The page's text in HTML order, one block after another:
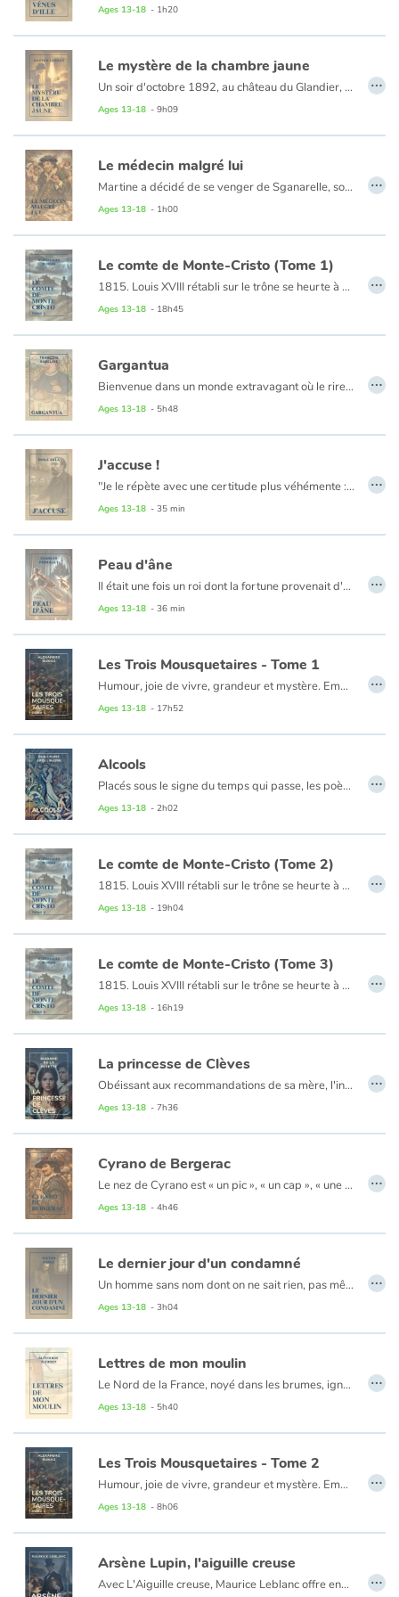
Catalogue anglais
Contraste +
Help
Home
Family
Schools
Libraries
Videos & Tutorials
Blog
Learn french with Storyplay'r
French book lists for children
Reading for children
Activities and workshops
Dyslexia and reading disorders
Ages 13-18 - 1h20
Le mystère de la chambre jaune
Un soir d'octobre 1892, au château du Glandier, peu après minuit, tandis que le professeur Stangerson travaille dans son laboratoire en compagnie de son serviteur, il entend, dans la chambre attenante, les appels au secours de sa fille. Tous les deux se précipitent, mais la porte est fermée de l'intérieur, comme les volets de l'unique fenêtre. Lorsqu'ils découvrent finalement la jeune fille qui râle sur le plancher, il ne reste de l'assassin que la marque, sur les murs, d'une main ensanglantée - et le revolver du serviteur : meurtre incompréhensible, dont le reporter Joseph Rouletabille va pourtant percer le mystère.
Ages 13-18 - 9h09
…
Le médecin malgré lui
Martine a décidé de se venger de Sganarelle, son vaurien de mari ! Les circonstances vont lui offrir une occasion bien tentante : le faire passer pour un médecin – malgré lui !
Ages 13-18 - 1h00
…
Le comte de Monte-Cristo (Tome 1)
1815. Louis XVIII rétabli sur le trône se heurte à une opposition dont l'Empereur, relégué à l'île d'Elbe, songe déjà à profiter. Dans Marseille livrée à la discorde civile, le moment est propice aux règlements de comptes politiques ou privés. C'est ainsi que le marin Edmond Dantès, à la veille de son mariage, se retrouve, sans savoir pourquoi, arrêté et conduit au château d'If...
Chapitres 1 à 39
Ages 13-18 - 18h45
…
Gargantua
Bienvenue dans un monde extravagant où le rire, la soif de savoir et la démesure se mêlent sans retenue ! Dans ce roman emblématique de la Renaissance, François Rabelais retrace l’enfance et l’éducation du géant Gargantua, fils du bon roi Grandgousier. Né par l’oreille de sa mère après une étrange grossesse de onze mois, Gargantua grandit entre festins, jeux absurdes, débats philosophiques et guerres burlesques.
Un chef-d'œuvre provocateur, foisonnant et jubilatoire, où l’humour sert de porte d’entrée à une profonde réflexion sur l’homme et son époque.
Ages 13-18 - 5h48
…
J'accuse !
"Je le répète avec une certitude plus véhémente : la vérité est en marche et rien ne l'arrêtera." C'est en 1898, dans une lettre ouverte au président de la République Félix Faure, qu'Émile Zola assène cette magnifique formule. Rappelons le contexte : le capitaine Dreyfus a été accusé d'espionnage au profit de l'Allemagne, contre toute raison. Condamné, il est la preuve vivante d'un climat d'antisémitisme nauséabond. Il apparaît rapidement que le vrai coupable est le commandant Esterhazy. Mais l'armée ne veut pas se déjuger...."
Ages 13-18 - 35 min
…
Peau d'âne
Il était une fois un roi dont la fortune provenait d'un âne fabuleux qui donnait de l'or à la place de crottin. Le roi promit à son épouse mourante de ne se remarier qu'avec une femme plus belle est plus sage qu'elle. Or, à ses yeux, seule sa fille était pourvue de toutes ces qualités. Il décida alors de l'épouser...
Ages 13-18 - 36 min
…
Les Trois Mousquetaires - Tome 1
Humour, joie de vivre, grandeur et mystère. Emmenés par la verve prodigieuse de Dumas, d'Artagnan, Athos, Porthos et Aramis tentent de déjouer les intrigues du cardinal de Richelieu et de la redoutable Milady. Rusés et courageux, la répartie aussi tranchante que le coup d'épée, les quatre mousquetaires les plus célèbres de France courent d'embûches en coups d'éclat. Depuis deux siècles, ce grand roman plein de panache n'a pas pris une ride.
Chapitres 1 à 44
Ages 13-18 - 17h52
…
Alcools
Placés sous le signe du temps qui passe, les poèmes d’Alcools récréent tout un monde : celui des lieux où son existence a conduit leur auteur et dont ils entrecroisent les souvenirs, comme celui de ces grandes figures féminines qui ont traversé sa vie. Mais ils sont en même temps imprégnés d’une culture à la fois populaire et savante qui permet au poète de recueillir l’héritage du passé tout en s’ouvrant à la modernité de la vie ordinaire. On aurait ainsi tort de croire que ce recueil où s’inaugure la poésie du XXe siècle soit, à sa parution en 1913, un livre de rupture. Nourri de poèmes anciens aussi bien que récents, le chant que font entendre ceux d’Apollinaire, à l’oralité si puissante, tire ses ressources du vers régulier comme du vers libre, et il ne s’agit pas pour le poète de céder au simple plaisir du nouveau : seule compte ici sa liberté et ce que lui dicte la voix inimitable d’un lyrisme qui n’a pas cessé de nous toucher.
Ages 13-18 - 2h02
…
Le comte de Monte-Cristo (Tome 2)
1815. Louis XVIII rétabli sur le trône se heurte à une opposition dont l'Empereur, relégué à l'île d'Elbe, songe déjà à profiter. Dans Marseille livrée à la discorde civile, le moment est propice aux règlements de comptes politiques ou privés. C'est ainsi que le marin Edmond Dantès, à la veille de son mariage, se retrouve, sans savoir pourquoi, arrêté et conduit au château d'If...
Chapitres 40 à 78
Ages 13-18 - 19h04
…
Le comte de Monte-Cristo (Tome 3)
1815. Louis XVIII rétabli sur le trône se heurte à une opposition dont l'Empereur, relégué à l'île d'Elbe, songe déjà à profiter. Dans Marseille livrée à la discorde civile, le moment est propice aux règlements de comptes politiques ou privés. C'est ainsi que le marin Edmond Dantès, à la veille de son mariage, se retrouve, sans savoir pourquoi, arrêté et conduit au château d'If...
Chapitres 79 à 117
Ages 13-18 - 16h19
…
La princesse de Clèves
Obéissant aux recommandations de sa mère, l'innocente Mlle de Chartres épouse le prince de Clèves. Au cours d'un bal, la jeune femme rencontre le duc de Nemours et ressent pour lui une passion dévorante à laquelle elle refuse de céder. Dans ce roman majeur du XVIIe siècle, Mme de Lafayette décrit avec minutie les tourments de la princesse de Clèves, déchirée entre désir et devoir.
Ages 13-18 - 7h36
…
Cyrano de Bergerac
Le nez de Cyrano est « un pic », « un cap », « une péninsule »… Comment alors oser aimer Roxane, « la plus belle », « la plus brillante », « la plus fine » ? Impensable ! En effet, Roxane, convoitée par le puissant comte de Guiche, aime Christian de Neuvillette. Tout se complique quand Cyrano, habile poète, propose à Christian, dénué d’esprit, de lui prêter son talent : qui des deux jeunes gens Roxane aime-t-elle en définitive
Ages 13-18 - 4h46
…
Le dernier jour d'un condamné
Un homme sans nom dont on ne sait rien, pas même le crime, vient d'être condamné à la guillotine : il ne lui reste plus que quelques jours à vivre. Dans l'attente de son exécution, il consigne ses dernières pensées et sensations. Son journal suit le flot chaotique de sa conscience, avec des moments de panique, des sursauts d'espoir ou de révolte, et une hantise - celle de la mort qui vient. Texte d'une inaltérable actualité et premier acte d'un combat dont Hugo demeurera le symbole, Le Dernier Jour d'un condamné (1829) est, d'après son auteur, " la plaidoirie générale et permanente pour tous les accusés présents et à venir ". Et reste sans doute le plus grand réquisitoire jamais écrit contre la peine de mort.
Ages 13-18 - 3h04
…
Lettres de mon moulin
Le Nord de la France, noyé dans les brumes, ignorait le Sud. Alphonse Daudet le lui fit découvrir par ses Lettres de mon moulin. La Provence, celle de la mer et celle de la montagne, est apparue soudain avec ses troupeaux, ses belles Arlésiennes et ses parfums.
Ages 13-18 - 5h40
…
Les Trois Mousquetaires - Tome 2
Humour, joie de vivre, grandeur et mystère. Emmenés par la verve prodigieuse de Dumas, d'Artagnan, Athos, Porthos et Aramis tentent de déjouer les intrigues du cardinal de Richelieu et de la redoutable Milady. Rusés et courageux, la répartie aussi tranchante que le coup d'épée, les quatre mousquetaires les plus célèbres de France courent d'embûches en coups d'éclat. Depuis deux siècles, ce grand roman plein de panache n'a pas pris une ride.
Chapitres 45 à 67
Ages 13-18 - 8h06
…
Arsène Lupin, l'aiguille creuse
Avec L'Aiguille creuse, Maurice Leblanc offre enfin à Arsène Lupin un adversaire à sa mesure. Et pourtant, avec son visage rose de jeune fille et ses cheveux en brosse, Isidore Beautrelet n'est qu'un lycéen, prêt à passer le baccalauréat. Saura-t-il expliquer l'étrange crime commis au château d'Ambrumésy ? Comprendre les liens qui unissent le gentleman cambrioleur à la belle Mlle de Saint-Véran ? Déchiffrer le secret de l'Aiguille creuse, dont seuls les rois de France possédaient la clé ? Publié en 1909, L'Aiguille creuse demeure la plus célèbre aventure d'Arsène Lupin. …